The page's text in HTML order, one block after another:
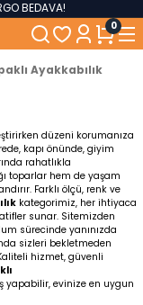
BEDAVA!
Sahip Dolaplar
Kullanım Konforu
0
Ayakkabılık
düzeni korumanıza
kapı önünde, giyim
rahatlıkla
toparlar hem de yaşam
Farklı ölçü, renk ve
kategorimiz, her ihtiyaca
sunar. Sitemizden
sürecinde yanınızda
sizleri bekletmeden
hizmet, güvenli
yapabilir, evinize en uygun